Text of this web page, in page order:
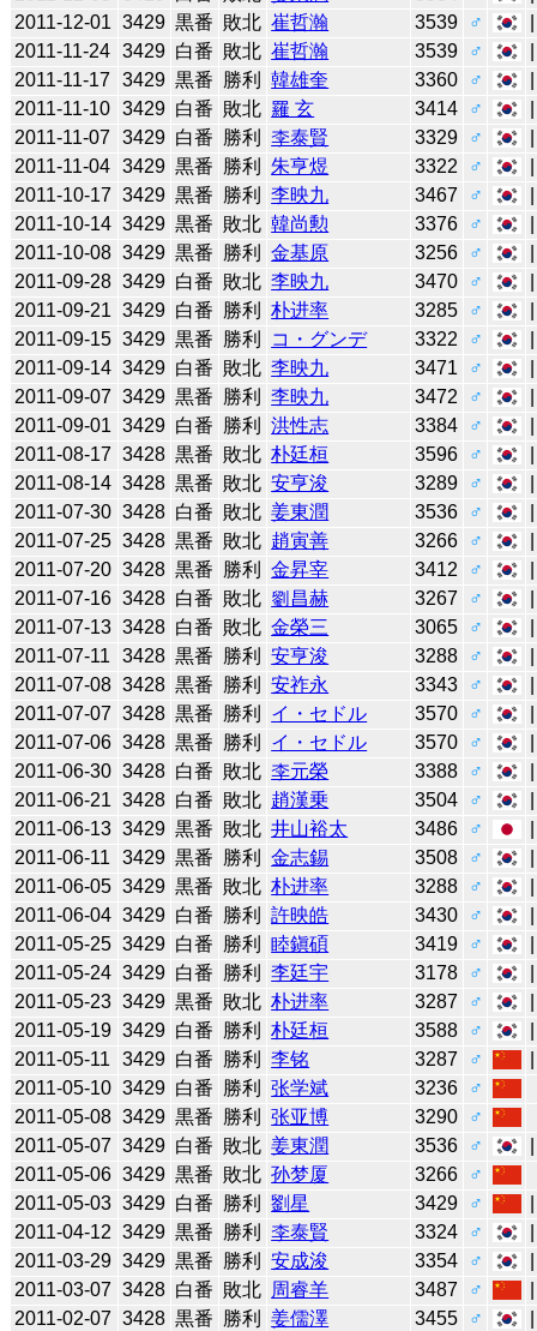
2011-12-01 3429 黒番 敗北 崔哲瀚 3539 ♂
2011-11-24 3429 白番 敗北 崔哲瀚 3539 ♂
2011-11-17
3429 黒番 勝利 韓雄奎 3360 ♂
2011-11-10 3429 白番 敗北 羅 玄 3414 ♂
2011-11-07
3429 白番 勝利 李泰賢 3329 ♂
2011-11-04 3429 黒番 勝利 朱亨煜 3322 ♂
2011-10-17 3429 黒番 勝利 李映九 3467 ♂
2011-10-14 3429 黒番 敗北 韓尚勲 3376 ♂
2011-10-08 3429 黒番 勝利 金基原 3256 ♂
2011-09-28 3429 白番 敗北 李映九 3470 ♂
2011-09-21 3429 白番 勝利 朴进率 3285 ♂
2011-09-15 3429 黒番 勝利 コ・グンデ 3322 ♂
2011-09-14 3429 白番 敗北 李映九 3471 ♂
2011-09-07 3429 黒番 勝利 李映九 3472 ♂
2011-09-01 3429 白番 勝利 洪性志 3384 ♂
2011-08-17 3428 黒番 敗北 朴廷桓 3596 ♂
2011-08-14 3428 黒番 敗北 安亨浚 3289 ♂
2011-07-30 3428 白番 敗北 姜東潤 3536 ♂
2011-07-25 3428 黒番 敗北 趙寅善 3266 ♂
2011-07-20 3428 黒番 勝利 金昇宰 3412 ♂
2011-07-16 3428 白番 敗北 劉昌赫 3267 ♂
2011-07-13 3428 白番 敗北 金榮三 3065 ♂
2011-07-11
3428 黒番 勝利 安亨浚 3288 ♂
2011-07-08 3428 黒番 勝利 安祚永 3343 ♂
2011-07-07 3428 黒番 勝利 イ・セドル 3570 ♂
2011-07-06 3428 黒番 勝利 イ・セドル 3570 ♂
2011-06-30 3428 白番 敗北 李元榮 3388 ♂
2011-06-21 3428 白番 敗北 趙漢乗 3504 ♂
2011-06-13 3429 黒番 敗北 井山裕太 3486 ♂
2011-06-11
3429 黒番 勝利 金志錫 3508 ♂
2011-06-05 3429 黒番 敗北 朴进率 3288 ♂
2011-06-04 3429 白番 勝利 許映皓 3430 ♂
2011-05-25 3429 白番 勝利 睦鎭碩 3419 ♂
2011-05-24 3429 白番 勝利 李廷宇 3178 ♂
2011-05-23 3429 黒番 敗北 朴进率 3287 ♂
2011-05-19 3429 白番 勝利 朴廷桓 3588 ♂
2011-05-11
3429 白番 勝利 李铭 3287 ♂
2011-05-10 3429 白番 勝利 张学斌 3236
♂
2011-05-08 3429 黒番 勝利 张亚博 3290
♂
2011-05-07 3429 白番 敗北 姜東潤 3536 ♂
2011-05-06 3429 黒番 敗北 孙梦厦 3266
♂
2011-05-03 3429 白番 勝利 劉星 3429 ♂
2011-04-12 3429 黒番 勝利 李泰賢 3324 ♂
2011-03-29 3429 黒番 勝利 安成浚 3354 ♂
2011-03-07 3428 白番 敗北 周睿羊 3487 ♂
2011-02-07 3428 黒番 勝利 姜儒澤 3455 ♂